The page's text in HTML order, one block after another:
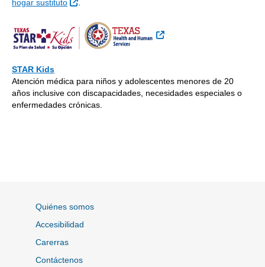
hogar sustituto
STAR Kids
Atención médica para niños y adolescentes menores de 20
años inclusive con discapacidades, necesidades especiales o
enfermedades crónicas.
Quiénes somos
Accesibilidad
Carerras
Contáctenos